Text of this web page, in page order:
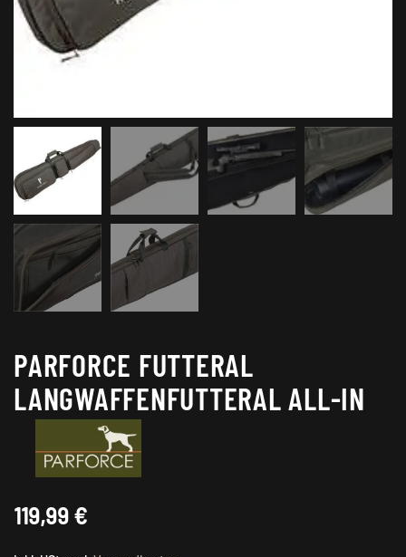
PARFORCE FUTTERAL
LANGWAFFENFUTTERAL ALL-IN
119,99 €